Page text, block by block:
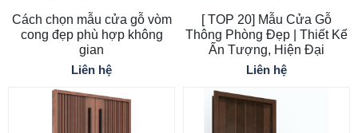
Cách chọn mẫu cửa gỗ vòm
cong đẹp phù hợp không
gian
Liên hệ
[ TOP 20] Mẫu Cửa Gỗ
Thông Phòng Đẹp | Thiết Kế
Ấn Tượng, Hiện Đại
Liên hệ